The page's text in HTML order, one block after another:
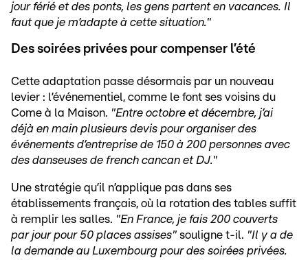
jour férié et des ponts, les gens partent en vacances. Il
faut que je m’adapte à cette situation."
Des soirées privées pour compenser l’été
Cette adaptation passe désormais par un nouveau
levier : l’événementiel, comme le font ses voisins du
Come à la Maison. "Entre octobre et décembre, j’ai
déjà en main plusieurs devis pour organiser des
événements d’entreprise de 150 à 200 personnes avec
des danseuses de french cancan et DJ."
Une stratégie qu’il n’applique pas dans ses
établissements français, où la rotation des tables suffit
à remplir les salles. "En France, je fais 200 couverts
par jour pour 50 places assises" souligne t-il. "Il y a de
la demande au Luxembourg pour des soirées privées.